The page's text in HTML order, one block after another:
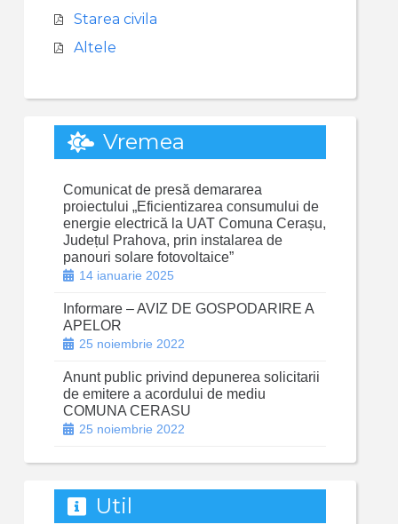
Starea civila
Altele
Vremea
Comunicat de presă demararea
proiectului „Eficientizarea consumului de
energie electrică la UAT Comuna Cerașu,
Județul Prahova, prin instalarea de
panouri solare fotovoltaice”
14 ianuarie 2025
Informare – AVIZ DE GOSPODARIRE A
APELOR
25 noiembrie 2022
Anunt public privind depunerea solicitarii
de emitere a acordului de mediu
COMUNA CERASU
25 noiembrie 2022
Util